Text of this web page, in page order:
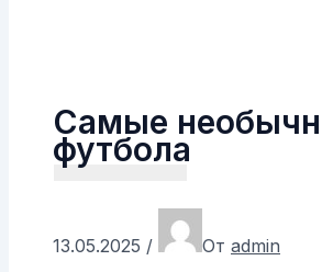
Самые
футбола
13.05.2025 / От admin